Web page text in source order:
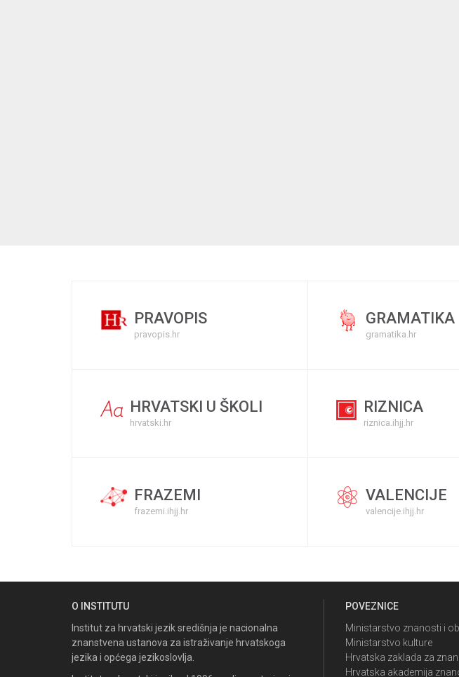
PRAVOPIS
pravopis.hr
GRAMATIKA
gramatika.hr
HRVATSKI U ŠKOLI
hrvatski.hr
RIZNICA
riznica.ihjj.hr
FRAZEMI
frazemi.ihjj.hr
VALENCIJE
valencije.ihjj.hr
O INSTITUTU
Institut za hrvatski jezik središnja je nacionalna
znanstvena ustanova za istraživanje hrvatskoga
jezika i općega jezikoslovlja.
POVEZNICE
Ministarstvo znanosti i
Ministarstvo kulture
Hrvatska zaklada za
Hrvatska akademija